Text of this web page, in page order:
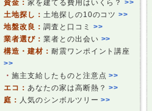
資金： 家を建てる費用はいくら？>>
土地探し： 土地探しの10のコツ>>
地盤改良： 調査と口コミ >>
業者選び： 業者との出会い >>
構造・建材： 耐震ワンポイント講座
>>
・ 施主支給したものと注意点>>
エコ： あなたの家は高断熱？>>
庭： 人気のシンボルツリー>>